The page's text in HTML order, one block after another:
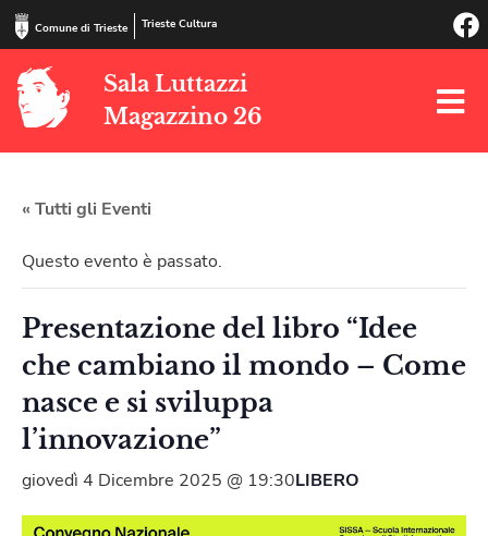
Comune di Trieste Trieste Cultura
Sala Luttazzi
Magazzino 26
« Tutti gli Eventi
Questo evento è passato.
Presentazione del libro “Idee
che cambiano il mondo – Come
nasce e si sviluppa
l’innovazione”
giovedì 4 Dicembre 2025 @ 19:30LIBERO